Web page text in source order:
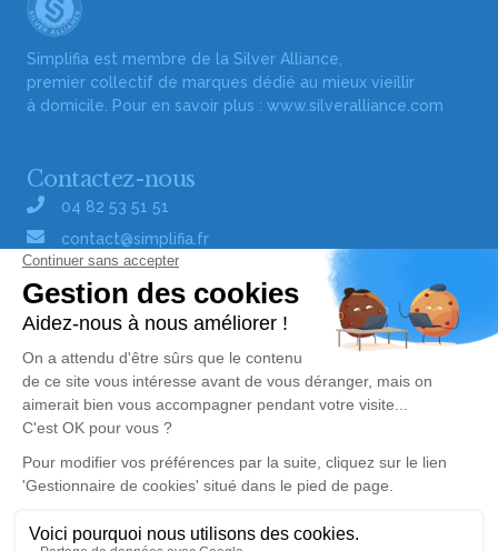
Simplifia est membre de la Silver Alliance,
premier collectif de marques dédié au mieux vieillir
à domicile. Pour en savoir plus : www.silveralliance.com
Contactez-nous
04 82 53 51 51
contact@simplifia.fr
Réseaux sociaux
Liens utiles
Publier un avis de décès
Signaler un abus/une erreur
Consultez nos offres d'emploi